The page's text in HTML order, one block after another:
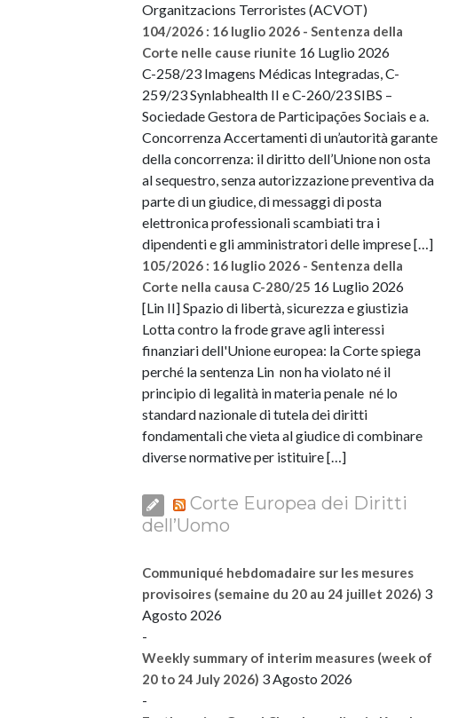
Organitzacions Terroristes (ACVOT)
104/2026 : 16 luglio 2026 - Sentenza della
Corte nelle cause riunite 16 Luglio 2026
C-258/23 Imagens Médicas Integradas, C-
259/23 Synlabhealth II e C-260/23 SIBS –
Sociedade Gestora de Participações Sociais e a.
Concorrenza Accertamenti di un’autorità garante
della concorrenza: il diritto dell’Unione non osta
al sequestro, senza autorizzazione preventiva da
parte di un giudice, di messaggi di posta
elettronica professionali scambiati tra i
dipendenti e gli amministratori delle imprese […]
105/2026 : 16 luglio 2026 - Sentenza della
Corte nella causa C-280/25 16 Luglio 2026
[Lin II] Spazio di libertà, sicurezza e giustizia
Lotta contro la frode grave agli interessi
finanziari dell'Unione europea: la Corte spiega
perché la sentenza Lin non ha violato né il
principio di legalità in materia penale né lo
standard nazionale di tutela dei diritti
fondamentali che vieta al giudice di combinare
diverse normative per istituire […]
Corte Europea dei Diritti
dell’Uomo
Communiqué hebdomadaire sur les mesures
provisoires (semaine du 20 au 24 juillet 2026) 3
Agosto 2026
-
Weekly summary of interim measures (week of
20 to 24 July 2026) 3 Agosto 2026
-